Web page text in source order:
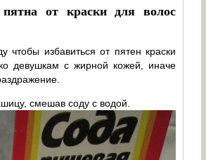
от краски для волос
чтобы избавиться от пятен краски
девушкам с жирной кожей, иначе
смешав соду с водой.